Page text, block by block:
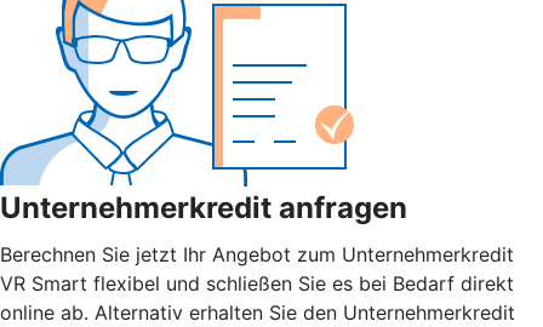
Unternehmerkredit anfragen
Berechnen Sie jetzt Ihr Angebot zum Unternehmerkredit
VR Smart flexibel und schließen Sie es bei Bedarf direkt
online ab. Alternativ erhalten Sie den Unternehmerkredit